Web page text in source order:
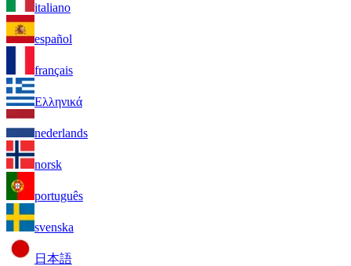
italiano
español
français
Ελληνικά
nederlands
norsk
português
svenska
日本語